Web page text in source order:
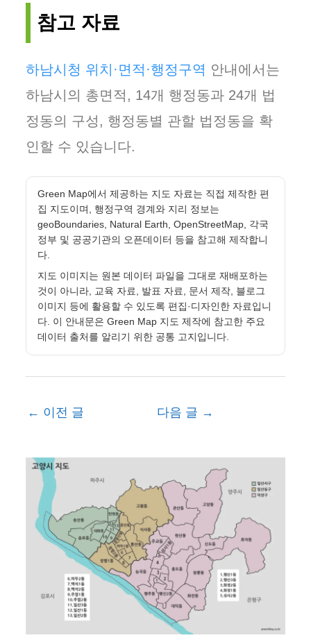
참고 자료
하남시청 위치·면적·행정구역 안내에서는
하남시의 총면적, 14개 행정동과 24개 법
정동의 구성, 행정동별 관할 법정동을 확
인할 수 있습니다.
Green Map에서 제공하는 지도 자료는 직접 제작한 편
집 지도이며, 행정구역 경계와 지리 정보는
geoBoundaries, Natural Earth, OpenStreetMap, 각국
정부 및 공공기관의 오픈데이터 등을 참고해 제작합니
다.
지도 이미지는 원본 데이터 파일을 그대로 재배포하는
것이 아니라, 교육 자료, 발표 자료, 문서 제작, 블로그
이미지 등에 활용할 수 있도록 편집·디자인한 자료입니
다. 이 안내문은 Green Map 지도 제작에 참고한 주요
데이터 출처를 알리기 위한 공통 고지입니다.
← 이전 글 다음 글 →